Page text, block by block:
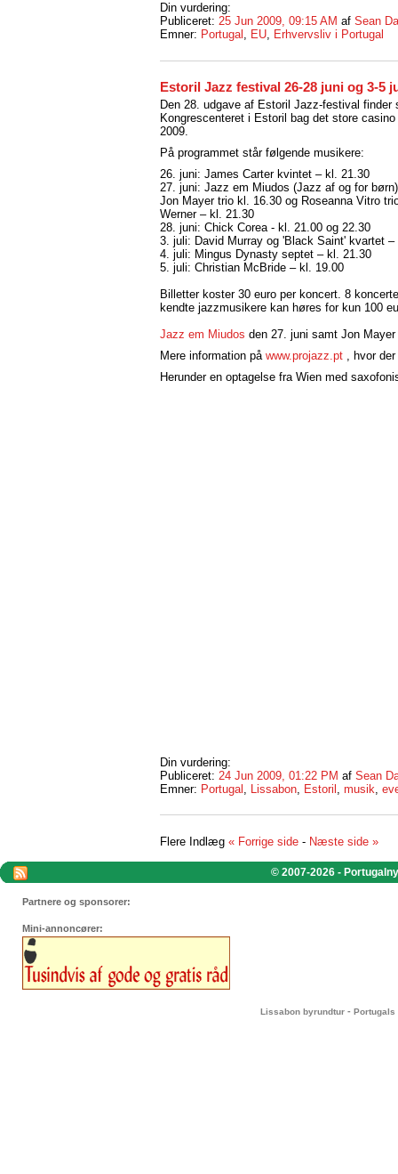
Din vurdering:
Publiceret: 25 Jun 2009, 09:15 AM af Sean
Emner: Portugal , EU, Erhvervsliv i Portugal
Estoril Jazz festival 26-28 juni og 3-5
Den 28. udgave af Estoril Jazz-festival finder
Kongrescenteret i Estoril bag det store
2009.
På programmet står følgende musikere:
26. juni: James Carter kvintet – kl. 21.30
27. juni: Jazz em Miudos (Jazz af og for
Jon Mayer trio kl. 16.30 og Roseanna Vitro
Werner – kl. 21.30
28. juni: Chick Corea - kl. 21.00 og 22.30
3. juli: David Murray og 'Black Saint' kvartet –
4. juli: Mingus Dynasty septet – kl. 21.30
5. juli: Christian McBride – kl. 19.00
Billetter koster 30 euro per koncert. 8
kendte jazzmusikere kan høres for kun 100
Jazz em Miudos den 27. juni samt Jon
Mere information på www.projazz.pt , hvor
Herunder en optagelse fra Wien med
Din vurdering:
Publiceret: 24 Jun 2009, 01:22 PM af Sean
Emner: Portugal Lissabon Estoril musik
Flere Indlæg « Forrige side - Næste side »
© 2007-2026 -
Partnere og sponsorer:
Mini-annoncører:
Lissabon byrundtur - Portugals